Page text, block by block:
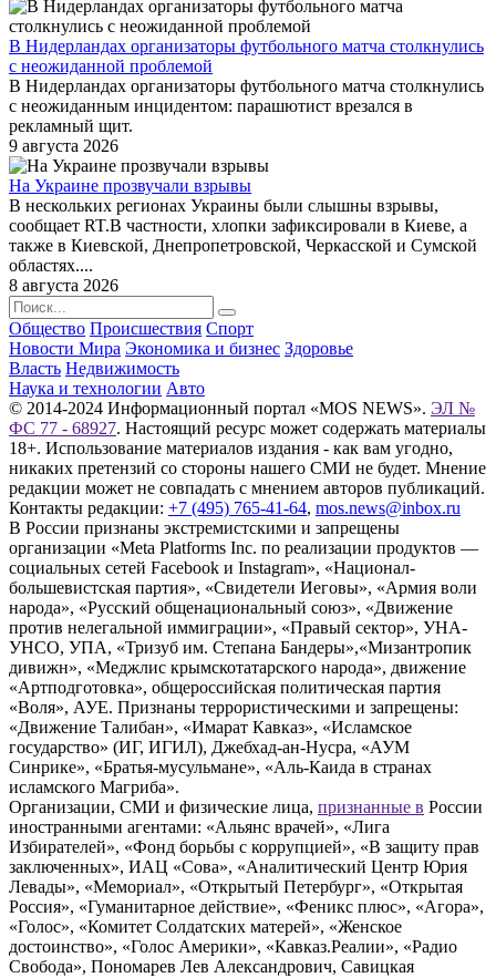
В Нидерландах организаторы футбольного матча столкнулись
с неожиданной проблемой
В Нидерландах организаторы футбольного матча столкнулись
с неожиданным инцидентом: парашютист врезался в
рекламный щит.
9 августа 2026
На Украине прозвучали взрывы
В нескольких регионах Украины были слышны взрывы,
сообщает RT.В частности, хлопки зафиксировали в Киеве, а
также в Киевской, Днепропетровской, Черкасской и Сумской
областях....
8 августа 2026
Общество Происшествия Спорт
Новости Мира Экономика и бизнес Здоровье
Власть Недвижимость
Наука и технологии Авто
© 2014-2024 Информационный портал «MOS NEWS». ЭЛ №
ФС 77 - 68927. Настоящий ресурс может содержать материалы
18+. Использование материалов издания - как вам угодно,
никаких претензий со стороны нашего СМИ не будет. Мнение
редакции может не совпадать с мнением авторов публикаций.
Контакты редакции: +7 (495) 765-41-64, mos.news@inbox.ru
В России признаны экстремистскими и запрещены
организации «Meta Platforms Inc. по реализации продуктов —
социальных сетей Facebook и Instagram», «Национал-
большевистская партия», «Свидетели Иеговы», «Армия воли
народа», «Русский общенациональный союз», «Движение
против нелегальной иммиграции», «Правый сектор», УНА-
УНСО, УПА, «Тризуб им. Степана Бандеры»,«Мизантропик
дивижн», «Меджлис крымскотатарского народа», движение
«Артподготовка», общероссийская политическая партия
«Воля», АУЕ. Признаны террористическими и запрещены:
«Движение Талибан», «Имарат Кавказ», «Исламское
государство» (ИГ, ИГИЛ), Джебхад-ан-Нусра, «АУМ
Синрике», «Братья-мусульмане», «Аль-Каида в странах
исламского Магриба».
Организации, СМИ и физические лица, признанные в России
иностранными агентами: «Альянс врачей», «Лига
Избирателей», «Фонд борьбы с коррупцией», «В защиту прав
заключенных», ИАЦ «Сова», «Аналитический Центр Юрия
Левады», «Мемориал», «Открытый Петербург», «Открытая
Россия», «Гуманитарное действие», «Феникс плюс», «Агора»,
«Голос», «Комитет Солдатских матерей», «Женское
достоинство», «Голос Америки», «Кавказ.Реалии», «Радио
Свобода», Пономарев Лев Александрович, Савицкая